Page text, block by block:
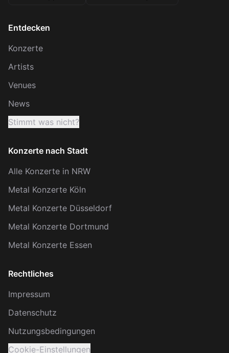
Entdecken
Konzerte
Artists
Venues
News
Stimmt was nicht?
Konzerte nach Stadt
Alle Konzerte in NRW
Metal Konzerte Köln
Metal Konzerte Düsseldorf
Metal Konzerte Dortmund
Metal Konzerte Essen
Rechtliches
Impressum
Datenschutz
Nutzungsbedingungen
Cookie-Einstellungen